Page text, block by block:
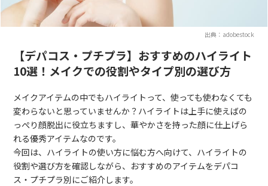
出典：adobestock
【デパコス・プチプラ】おすすめのハイライト
10選！メイクでの役割やタイプ別の選び方
メイクアイテムの中でもハイライトって、使っても使わなくても
変わらないと思っていませんか？ハイライトは上手に使えばの
っぺり顔脱出に役立ちますし、華やかさを持った顔に仕上げら
れる優秀アイテムなのです。
今回は、ハイライトの使い方に悩む方へ向けて、ハイライトの
役割や選び方を確認しながら、おすすめのアイテムをデパコ
ス・プチプラ別にご紹介します。